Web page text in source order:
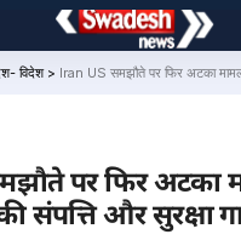
विदेश> Iran US समझौते पर फिर अटका मामला, 24 अरब डॉलर
पर फिर अटका
संपत्ति और सुरक्षा